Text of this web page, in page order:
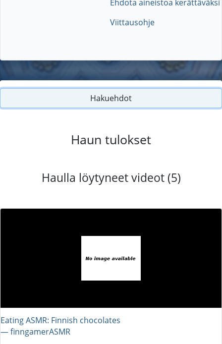
Ehdota aineistoa kerättäväksi
Viittausohje
Hakuehdot
Haun tulokset
Haulla löytyneet videot (5)
Eating ASMR: Finnish chocolates
― finngamerASMR